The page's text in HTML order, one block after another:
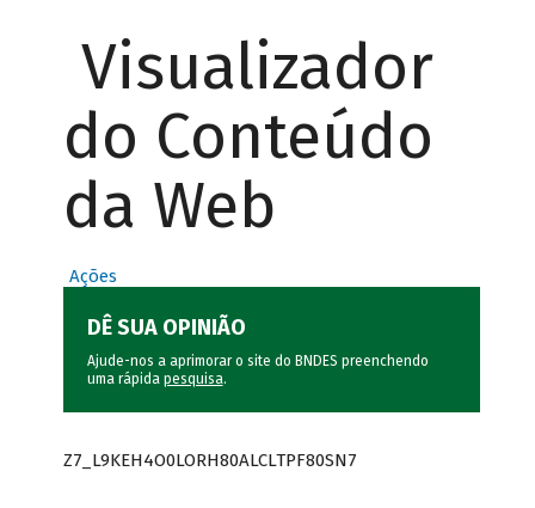
Visualizador
do Conteúdo
da Web
Ações
DÊ SUA OPINIÃO
Ajude-nos a aprimorar o site do BNDES preenchendo
uma rápida pesquisa.
Z7_L9KEH4O0LORH80ALCLTPF80SN7